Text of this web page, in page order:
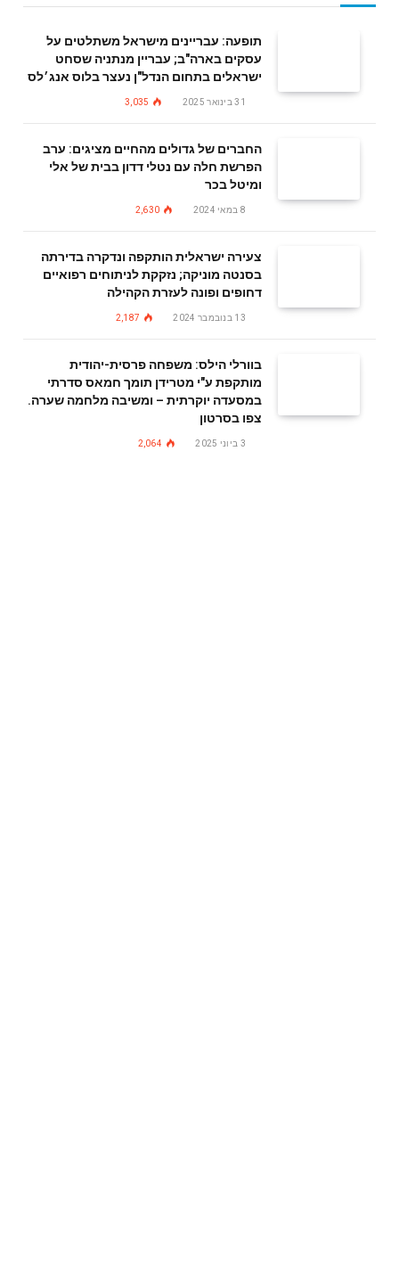
תופעה: עבריינים מישראל משתלטים על
עסקים בארה"ב; עבריין מנתניה שסחט
ישראלים בתחום הנדל"ן נעצר בלוס אנג׳לס
31 בינואר 2025 3,035
החברים של גדולים מהחיים מציגים: ערב
הפרשת חלה עם נטלי דדון בבית של אלי
ומיטל בכר
8 במאי 2024 2,630
צעירה ישראלית הותקפה ונדקרה בדירתה
בסנטה מוניקה; נזקקת לניתוחים רפואיים
דחופים ופונה לעזרת הקהילה
13 בנובמבר 2024 2,187
בוורלי הילס: משפחה פרסית-יהודית
מותקפת ע"י מטרידן תומך חמאס סדרתי
במסעדה יוקרתית – ומשיבה מלחמה שערה.
צפו בסרטון
3 ביוני 2025 2,064